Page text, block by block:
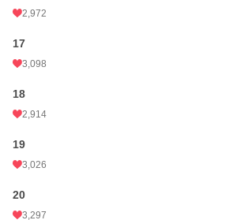
2,972
17
3,098
18
2,914
19
3,026
20
3,297